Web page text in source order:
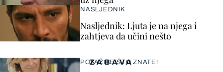
ZABAVA
POKAŽITE ŠTO ZNATE!
NASLJEDNIK
Nasljednik: Ljuta je na njega i
zahtjeva da učini nešto